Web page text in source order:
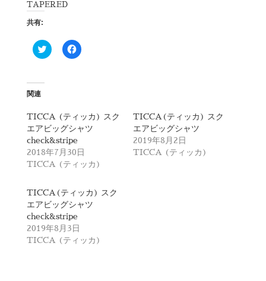
TAPERED
共有:
ク
リ
t
t
e
r
で
共
有
し
い
ウ
ィ
ン
ド
ウ
で
F
a
共
有
す
る
に
は
ク
リ
し
て
く
だ
さ
い
(
関連
TICCA (ティッカ) スク
エアビッグシャツ
check&stripe
2018年7月30日
TICCA (ティッカ)
TICCA(ティッカ) スク
エアビッグシャツ
2019年8月2日
TICCA (ティッカ)
TICCA(ティッカ) スク
エアビッグシャツ
check&stripe
2019年8月3日
TICCA (ティッカ)